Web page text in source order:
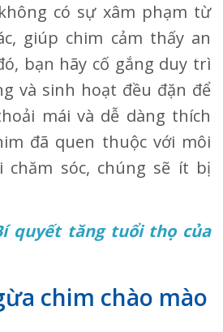
có sự xâm phạm từ
giúp chim cảm thấy an
bạn hãy cố gắng duy trì
và sinh hoạt đều đặn để
mái và dễ dàng thích
đã quen thuộc với môi
chăm sóc, chúng sẽ ít bị
quyết tăng tuổi thọ của
chim chào mào